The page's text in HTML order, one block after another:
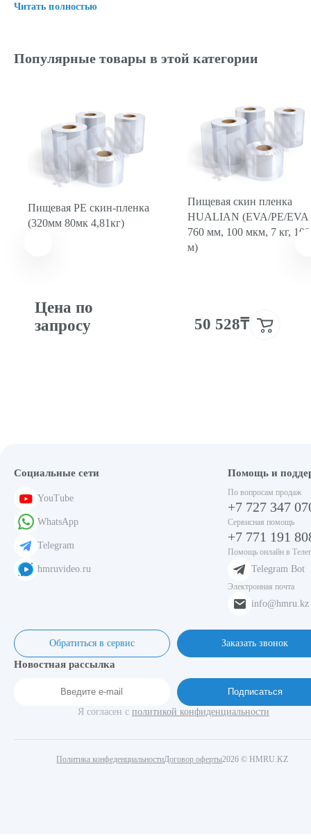
Читать полностью
Популярные товары в этой категории
Пищевая PE скин-пленка
(320мм 80мк 4,81кг)
Цена по
запросу
Пищевая скин пленка
HUALIAN (EVA/PE/EVA
760 мм, 100 мкм, 7 кг, 100
м)
50 528₸
Социальные сети
YouTube
WhatsApp
Telegram
hmruvideo.ru
Помощь и
По вопросам продаж
+7 727 347
Сервисная помощь
+7 771 191
Помощь онлайн в
Telegram Bot
Электронная почта
info@hmru.kz
Обратиться в сервис Заказать звонок
Новостная рассылка
Подписаться
Я согласен с политикой конфиденциальности
Политика конфеденциальности 2026 © HMRU.KZ
Договор оферты